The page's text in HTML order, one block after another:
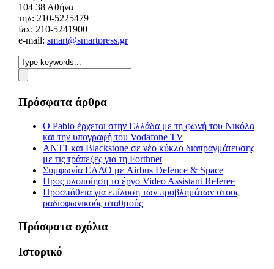
104 38 Αθήνα
τηλ: 210-5225479
fax: 210-5241900
e-mail: smart@smartpress.gr
Πρόσφατα άρθρα
Ο Pablo έρχεται στην Ελλάδα με τη φωνή του Νικόλα
και την υπογραφή του Vodafone TV
ΑΝΤ1 και Blackstone σε νέο κύκλο διαπραγμάτευσης
με τις τράπεζες για τη Forthnet
Συμφωνία ΕΛΔΟ με Airbus Defence & Space
Προς υλοποίηση το έργο Video Assistant Referee
Προσπάθεια για επίλυση των προβλημάτων στους
ραδιοφωνικούς σταθμούς
Πρόσφατα σχόλια
Ιστορικό